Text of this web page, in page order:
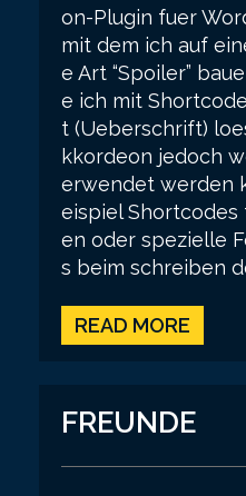
on-Plugin fuer
mit dem ich auf
e Art “Spoiler”
e ich mit
t (Ueberschrift)
kkordeon jedoch
erwendet werden
eispiel
en oder spezielle
s beim schreiben
READ MORE
FREUNDE